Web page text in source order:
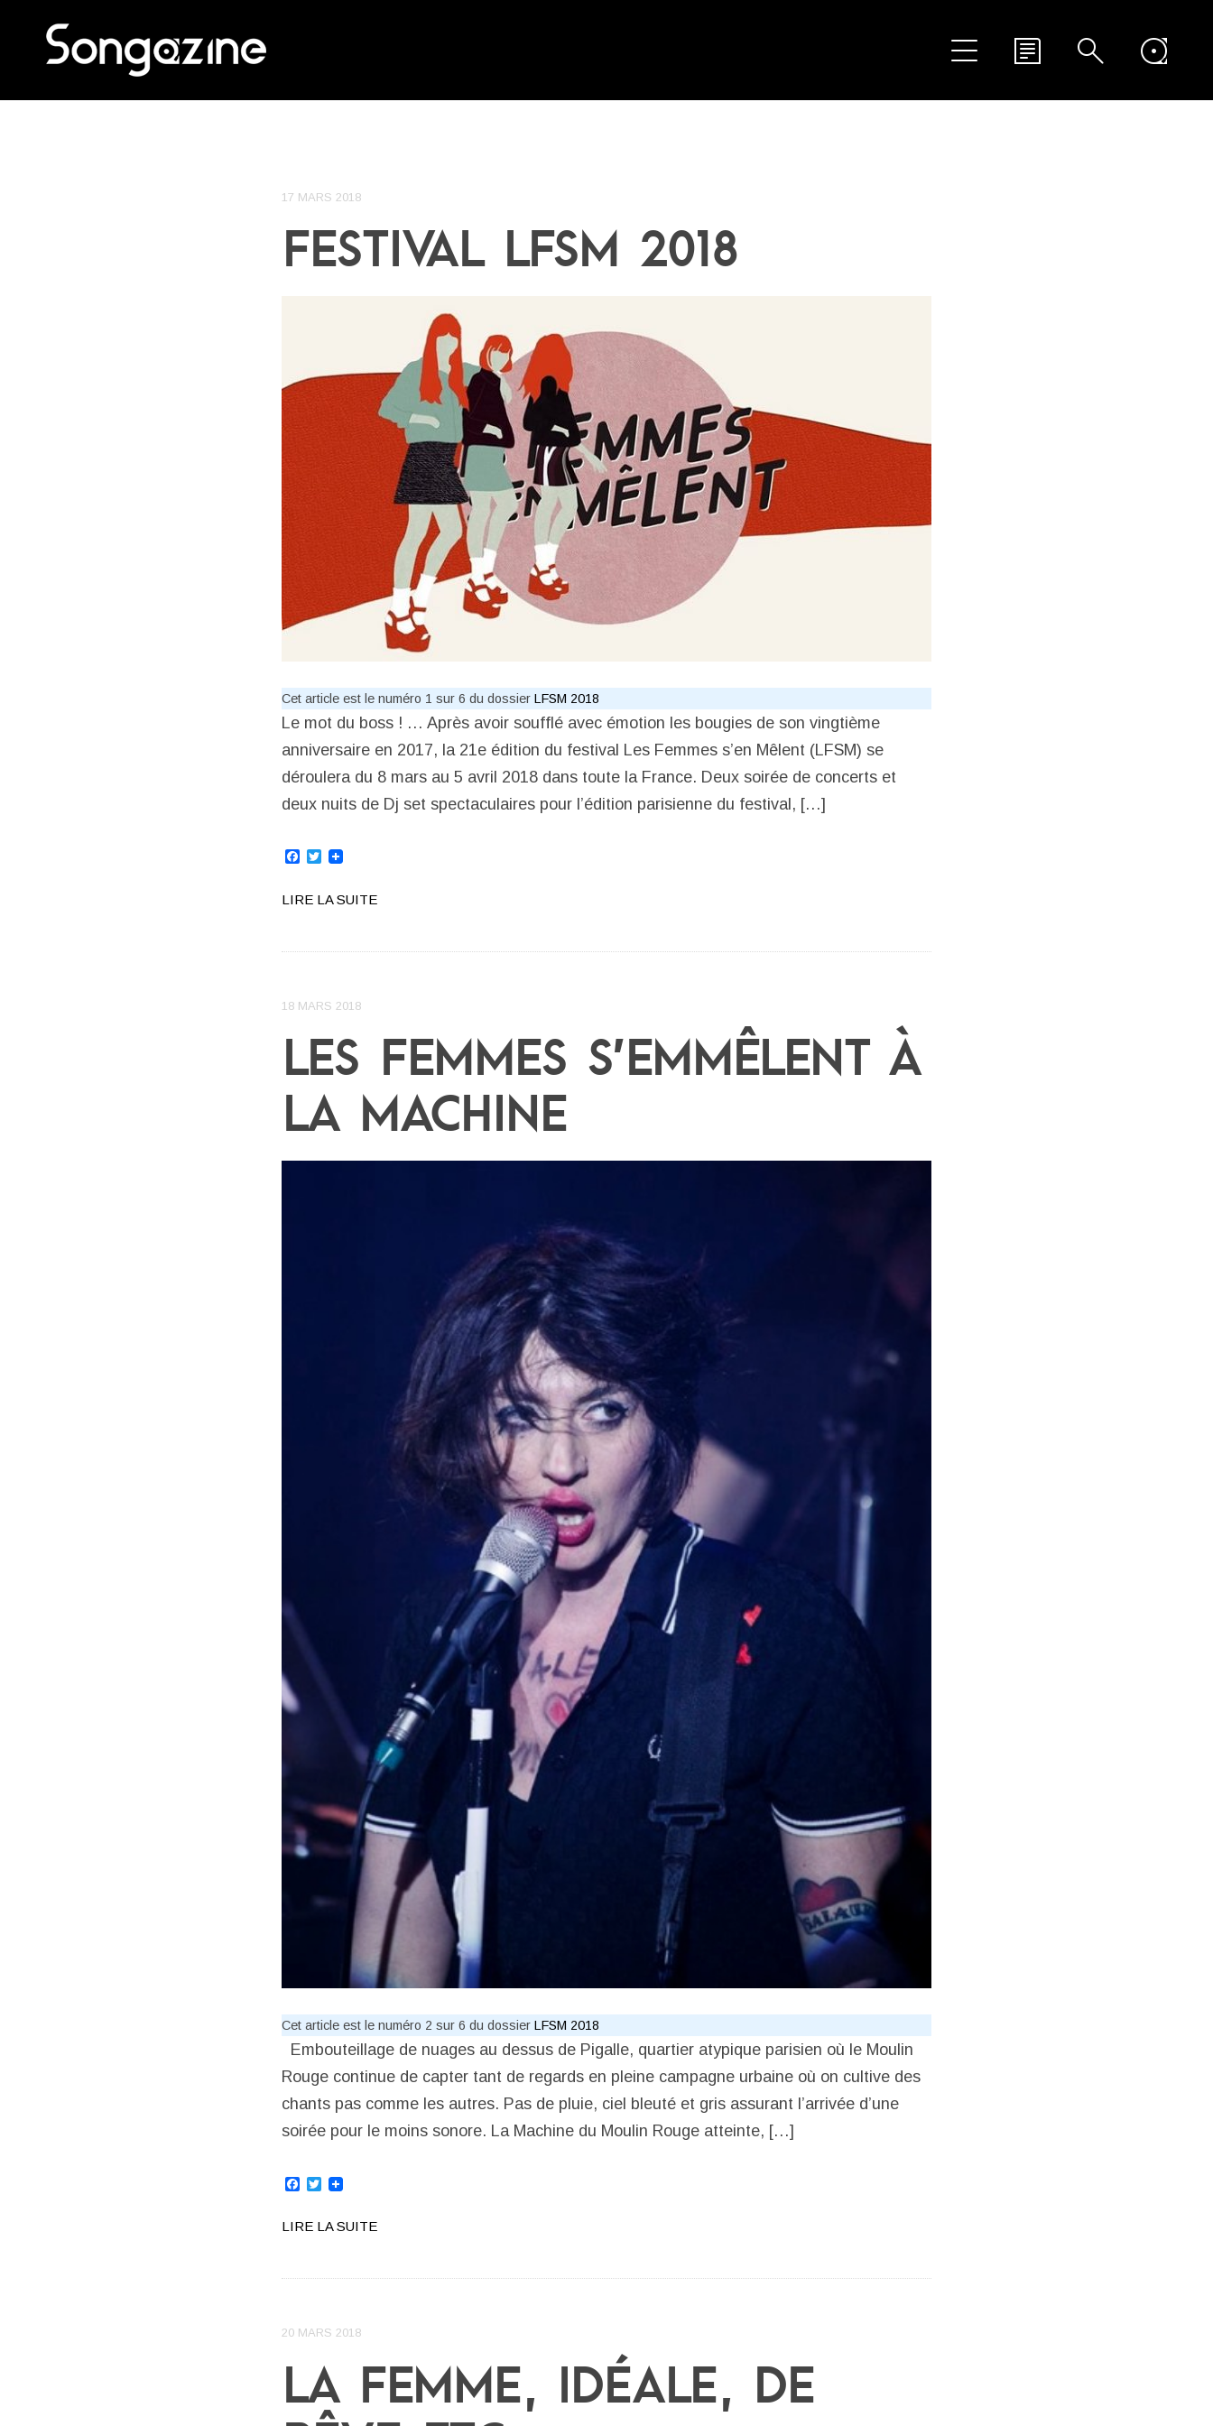
17 MARS 2018
FESTIVAL LFSM 2018
Cet article est le numéro 1 sur 6 du dossier LFSM 2018
Le mot du boss ! … Après avoir soufflé avec émotion les bougies de son vingtième
anniversaire en 2017, la 21e édition du festival Les Femmes s’en Mêlent (LFSM) se
déroulera du 8 mars au 5 avril 2018 dans toute la France. Deux soirée de concerts et
deux nuits de Dj set spectaculaires pour l’édition parisienne du festival, […]
Facebook
Twitter
LIRE LA SUITE
18 MARS 2018
LES FEMMES S’EMMÊLENT À
LA MACHINE
Cet article est le numéro 2 sur 6 du dossier LFSM 2018
Embouteillage de nuages au dessus de Pigalle, quartier atypique parisien où le Moulin
Rouge continue de capter tant de regards en pleine campagne urbaine où on cultive des
chants pas comme les autres. Pas de pluie, ciel bleuté et gris assurant l’arrivée d’une
soirée pour le moins sonore. La Machine du Moulin Rouge atteinte, […]
Facebook
Twitter
LIRE LA SUITE
20 MARS 2018
LA FEMME, IDÉALE, DE